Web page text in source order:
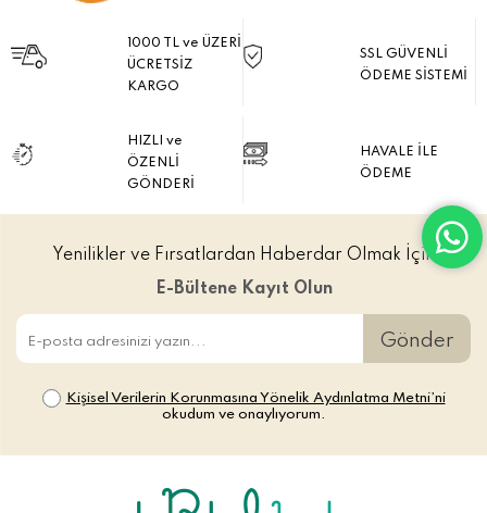
1000 TL ve ÜZERİ
ÜCRETSİZ
KARGO
SSL GÜVENLİ
ÖDEME SİSTEMİ
HIZLI ve
ÖZENLİ
GÖNDERİ
HAVALE İLE
ÖDEME
Yenilikler ve Fırsatlardan Haberdar Olmak İçin
E-Bültene Kayıt Olun
Gönder
Kişisel Verilerin Korunmasına Yönelik Aydınlatma Metni’ni
okudum ve onaylıyorum.